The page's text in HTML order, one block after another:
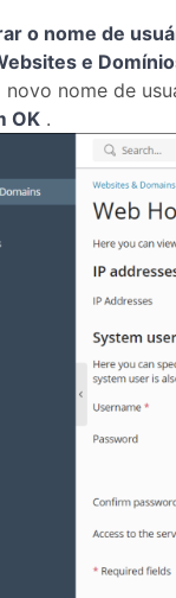
o nome de
e
nome de
OK.